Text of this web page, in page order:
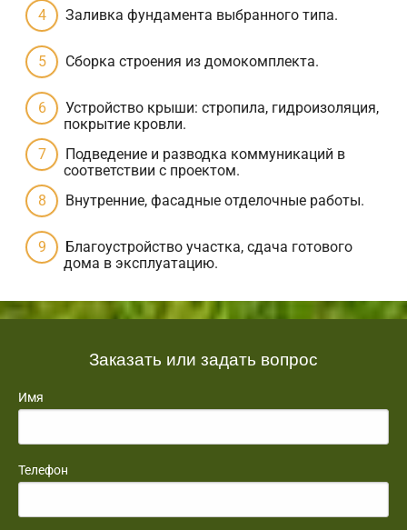
Заливка фундамента выбранного типа.
Сборка строения из домокомплекта.
Устройство крыши: стропила, гидроизоляция,
покрытие кровли.
Подведение и разводка коммуникаций в
соответствии с проектом.
Внутренние, фасадные отделочные работы.
Благоустройство участка, сдача готового
дома в эксплуатацию.
Заказать или задать вопрос
Имя
Телефон